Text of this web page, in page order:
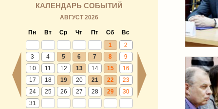
КАЛЕНДАРЬ СОБЫТИЙ
АВГУСТ 2026
Пн Вт Ср Чт Пт Сб
Вс
1
2
3
4 5 6 7 8
9
10
11 12 13 14 15
16
17
18 19 20 21 22
23
24
25 26 27 28 29
30
31